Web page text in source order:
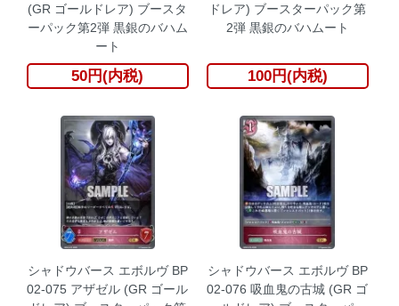
(GR ゴールドレア) ブースタ
ーパック第2弾 黒銀のバハム
ート
50円(内税)
ドレア) ブースターパック第
2弾 黒銀のバハムート
100円(内税)
シャドウバース エボルヴ BP
02-075 アザゼル (GR ゴール
シャドウバース エボルヴ BP
02-076 吸血鬼の古城 (GR ゴ